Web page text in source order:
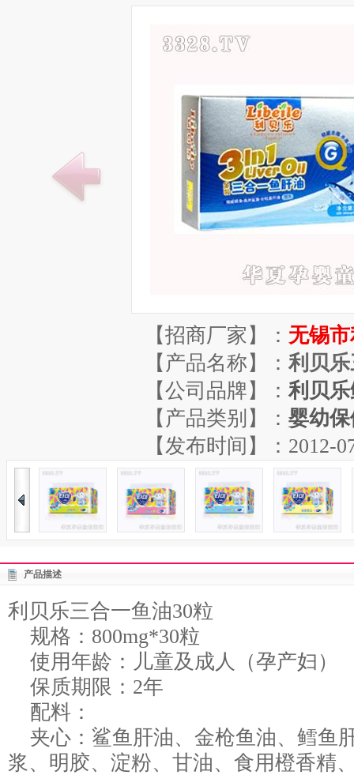
【招商厂家】： 无锡
【产品名称】：利贝
【公司品牌】：利贝
【产品类别】： 婴幼
【发布时间】：2012-
产品描述
利贝乐三合一鱼油30粒
规格：800mg*30粒
使用年龄：儿童及成人（孕产妇）
保质期限：2年
配料：
夹心：鲨鱼肝油、金枪鱼油、鳕鱼
浆、明胶、淀粉、甘油、食用橙香精